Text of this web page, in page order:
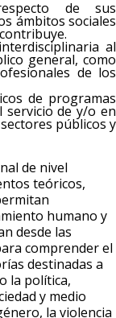
de sus
ámbitos sociales
al
general, como
de los
de programas
servicio de y/o en
públicos y
de nivel
teóricos,
humano y
desde las
comprender el
destinadas a
la política,
y medio
la violencia